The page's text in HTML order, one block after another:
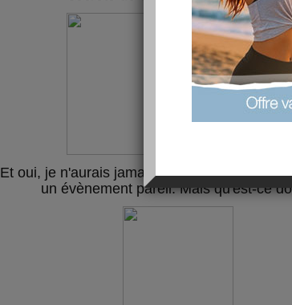
Et oui, je n'aurais jamais imaginé que j'allais
un évènement pareil. Mais qu'est-ce